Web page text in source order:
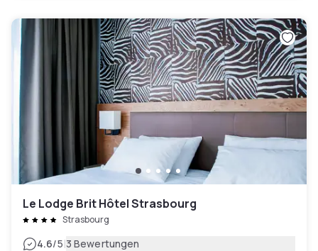
Le Lodge Brit Hôtel Strasbourg
Strasbourg
4.6/5|3 Bewertungen